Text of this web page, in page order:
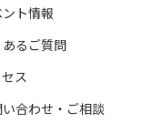
ト情報
あるご質問
ス
い合わせ・ご相談